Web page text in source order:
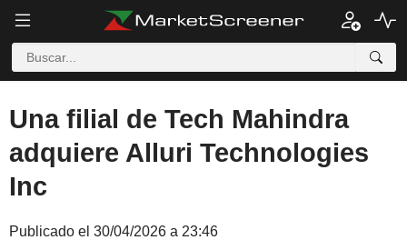
Una filial de Tech Mahindra
adquiere Alluri Technologies
Inc
Publicado el 30/04/2026 a 23:46